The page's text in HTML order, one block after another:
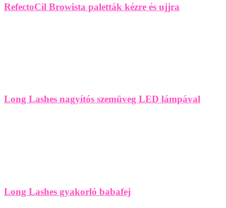
RefectoCil Browista paletták kézre és ujjra
Long Lashes nagyítós szemüveg LED lámpával
Long Lashes gyakorló babafej